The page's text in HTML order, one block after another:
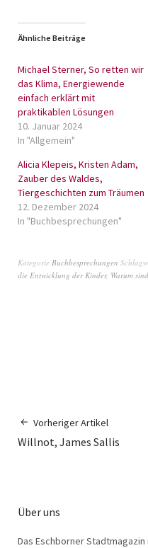
Ähnliche Beiträge
Michael Sterner, So retten wir
das Klima, Energiewende
einfach erklärt mit
praktikablen Lösungen
10. Januar 2024
In "Allgemein"
Alicia Klepeis, Kristen Adam,
Zauber des Waldes,
Tiergeschichten zum Träumen
12. Dezember 2024
In "Buchbesprechungen"
Kategorie Buchbesprechungen
die Entwicklung der Kinder, Warum
Vorheriger Artikel
Willnot, James Sallis
Über uns
Das Eschborner